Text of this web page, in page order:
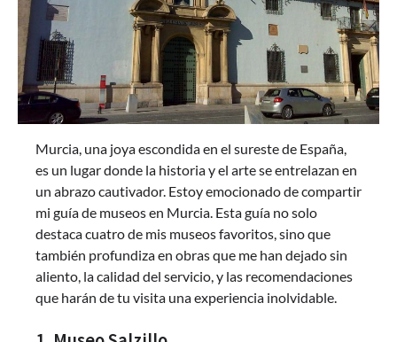
Murcia, una joya escondida en el sureste de España,
es un lugar donde la historia y el arte se entrelazan en
un abrazo cautivador. Estoy emocionado de compartir
mi guía de museos en Murcia. Esta guía no solo
destaca cuatro de mis museos favoritos, sino que
también profundiza en obras que me han dejado sin
aliento, la calidad del servicio, y las recomendaciones
que harán de tu visita una experiencia inolvidable.